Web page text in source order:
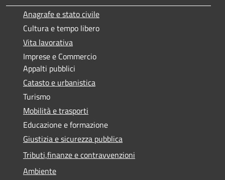
Anagrafe e stato civile
Cultura e tempo libero
Vita lavorativa
Imprese e Commercio
Appalti pubblici
Catasto e urbanistica
Turismo
Mobilità e trasporti
Educazione e formazione
Giustizia e sicurezza pubblica
Tributi,finanze e contravvenzioni
Ambiente